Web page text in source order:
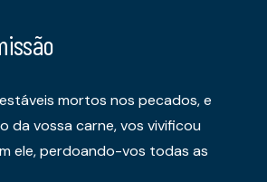
mortos nos pecados, e
da vossa carne, vos vivificou
ele, perdoando-vos todas as